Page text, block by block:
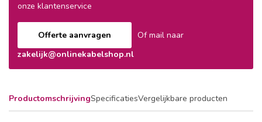
onze klantenservice
Offerte aanvragen
Of mail naar
zakelijk@onlinekabelshop.nl
ProductomschrijvingSpecificatiesVergelijkbare producten